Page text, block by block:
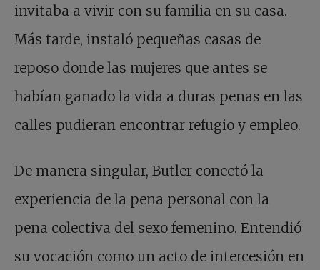
invitaba a vivir con su familia en su casa.
Más tarde, instaló pequeñas casas de
reposo donde las mujeres que antes se
habían ganado la vida a duras penas en las
calles pudieran encontrar refugio y empleo.
De manera singular, Butler conectó la
experiencia de la pena personal con la
pena colectiva del sexo femenino. Entendió
su vocación como un acto de intercesión en